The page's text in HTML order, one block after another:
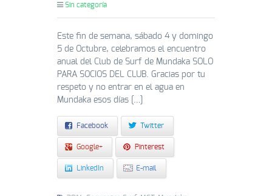
Sin categoría
Este fin de semana, sábado 4 y domingo
5 de Octubre, celebramos el encuentro
anual del Club de Surf de Mundaka SOLO
PARA SOCIOS DEL CLUB. Gracias por tu
respeto y no entrar en el agua en
Mundaka esos días […]
Facebook Twitter
Google+ Pinterest
LinkedIn E-mail